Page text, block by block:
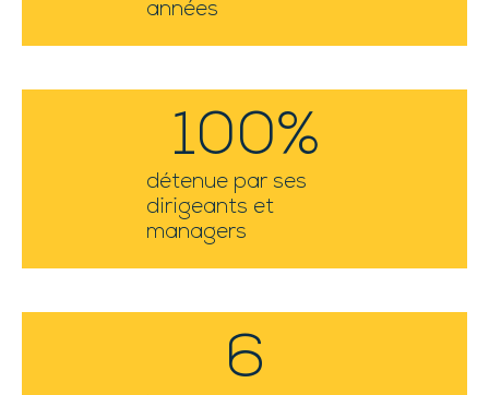
années
détenue par ses
dirigeants et
managers
100%
6